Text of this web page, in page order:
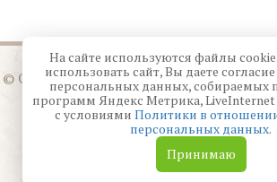
© Орловская митрополия Русской
Московского
Создание сайта — Студия
На сайте используются файлы
использовать сайт, Вы даете
персональных данных, собираемых
программ Яндекс Метрика, LiveInternet
с условиями Политики в
персональных данных.
Принимаю